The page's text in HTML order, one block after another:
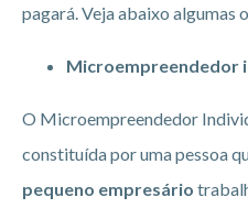
pagará. Veja abaixo algumas
Microempreendedor
O Microempreendedor
constituída por uma pessoa
pequeno empresário